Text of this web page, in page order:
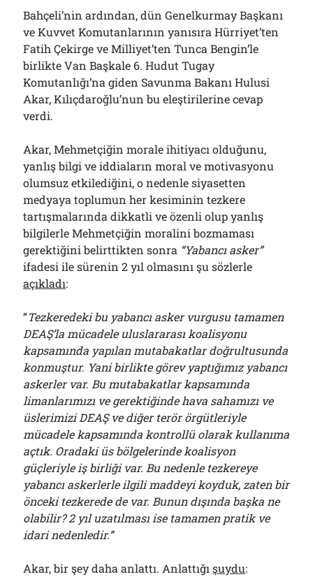
Bahçeli’nin ardından, dün Genelkurmay Başkanı
ve Kuvvet Komutanlarının yanısıra Hürriyet’ten
Fatih Çekirge ve Milliyet’ten Tunca Bengin’le
birlikte Van Başkale 6. Hudut Tugay
Komutanlığı’na giden Savunma Bakanı Hulusi
Akar, Kılıçdaroğlu’nun bu eleştirilerine cevap
verdi.
Akar, Mehmetçiğin morale ihitiyacı olduğunu,
yanlış bilgi ve iddiaların moral ve motivasyonu
olumsuz etkilediğini, o nedenle siyasetten
medyaya toplumun her kesiminin tezkere
tartışmalarında dikkatli ve özenli olup yanlış
bilgilerle Mehmetçiğin moralini bozmaması
gerektiğini belirttikten sonra “Yabancı asker”
ifadesi ile sürenin 2 yıl olmasını şu sözlerle
açıkladı:
“Tezkeredeki bu yabancı asker vurgusu tamamen
DEAŞ’la mücadele uluslararası koalisyonu
kapsamında yapılan mutabakatlar doğrultusunda
konmuştur. Yani birlikte görev yaptığımız yabancı
askerler var. Bu mutabakatlar kapsamında
limanlarımızı ve gerektiğinde hava sahamızı ve
üslerimizi DEAŞ ve diğer terör örgütleriyle
mücadele kapsamında kontrollü olarak kullanıma
açtık. Oradaki üs bölgelerinde koalisyon
güçleriyle iş birliği var. Bu nedenle tezkereye
yabancı askerlerle ilgili maddeyi koyduk, zaten bir
önceki tezkerede de var. Bunun dışında başka ne
olabilir? 2 yıl uzatılması ise tamamen pratik ve
idari nedenledir.”
Akar, bir şey daha anlattı. Anlattığışuydu: